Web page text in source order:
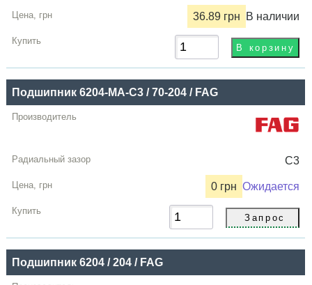
36.89 грн В наличии
Подшипник 6204-MA-C3 / 70-204 / FAG
C3
0 грн Ожидается
Подшипник 6204 / 204 / FAG